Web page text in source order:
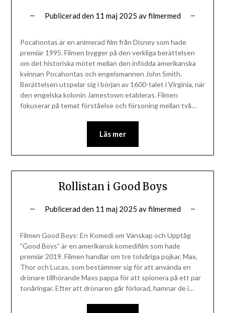
Publicerad den 11 maj 2025 avfilmermed
Pocahontas är en animerad film från Disney som hade
premiär 1995. Filmen bygger på den verkliga berättelsen
om det historiska mötet mellan den infödda amerikanska
kvinnan Pocahontas och engelsmannen John Smith.
Berättelsen utspelar sig i början av 1600-talet i Virginia, när
den engelska kolonin Jamestown etableras. Filmen
fokuserar på temat förståelse och försoning mellan två…
Läs mer
Rollistan i Good Boys
Publicerad den 11 maj 2025 avfilmermed
Filmen Good Boys: En Komedi om Vänskap och Upptåg
”Good Boys” är en amerikansk komedifilm som hade
premiär 2019. Filmen handlar om tre tolvåriga pojkar, Max,
Thor och Lucas, som bestämmer sig för att använda en
drönare tillhörande Maxs pappa för att spionera på ett par
tonåringar. Efter att drönaren går förlorad, hamnar de i…